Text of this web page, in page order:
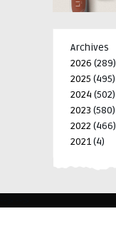
Archives
2026 (289)
2025 (495)
2024 (502)
2023 (580)
2022 (466)
2021(4)